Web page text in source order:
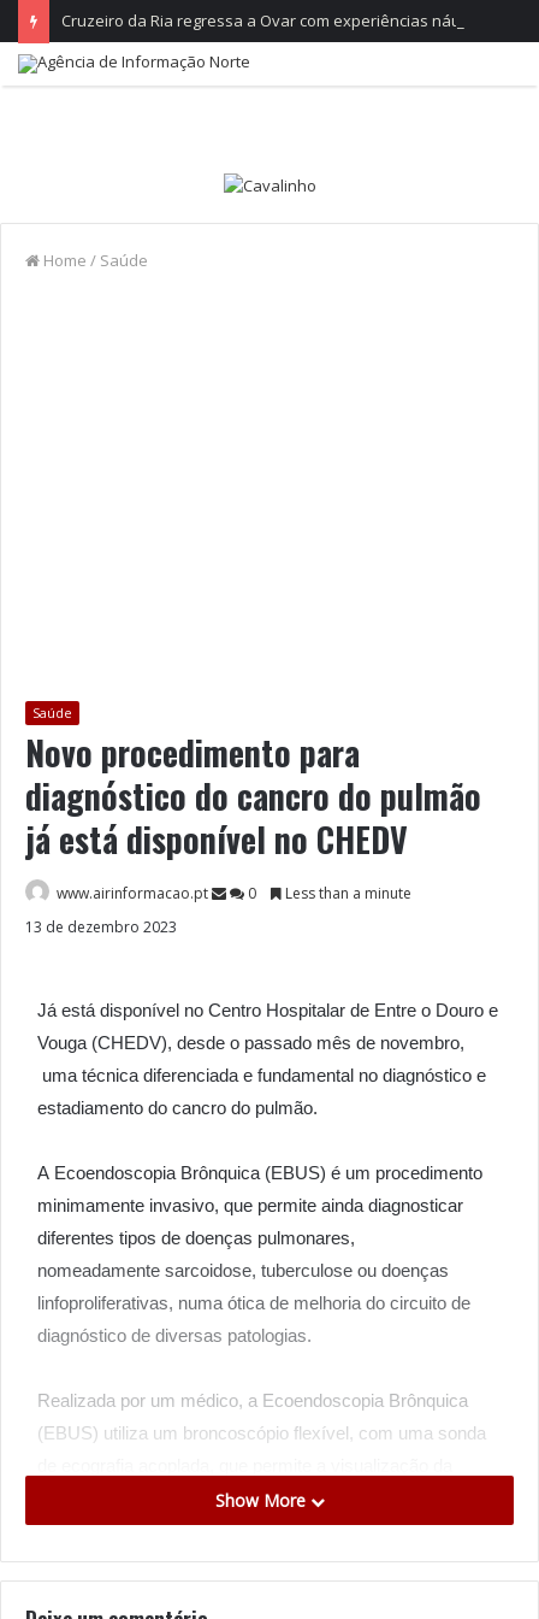
Home / Saúde
Saúde
Novo procedimento para
diagnóstico do cancro do pulmão
já está disponível no CHEDV
www.airinformacao.pt 0
Less than a minute
13 de dezembro 2023
Já está disponível no Centro Hospitalar de Entre o Douro e
Vouga (CHEDV), desde o passado mês de novembro,
uma técnica diferenciada e fundamental no diagnóstico e
estadiamento do cancro do pulmão.
A Ecoendoscopia Brônquica (EBUS) é um procedimento
minimamente invasivo, que permite ainda diagnosticar
diferentes tipos de doenças pulmonares,
nomeadamente sarcoidose, tuberculose ou doenças
linfoproliferativas, numa ótica de melhoria do circuito de
diagnóstico de diversas patologias.
Realizada por um médico, a Ecoendoscopia Brônquica
(EBUS) utiliza um broncoscópio flexível, com uma sonda
árvore brônquica e de estruturas circundantes,
nomeadamente estações ganglionares ou lesões
mediastínicas, permitindo a sua abordagem diagnóstica.
Show More